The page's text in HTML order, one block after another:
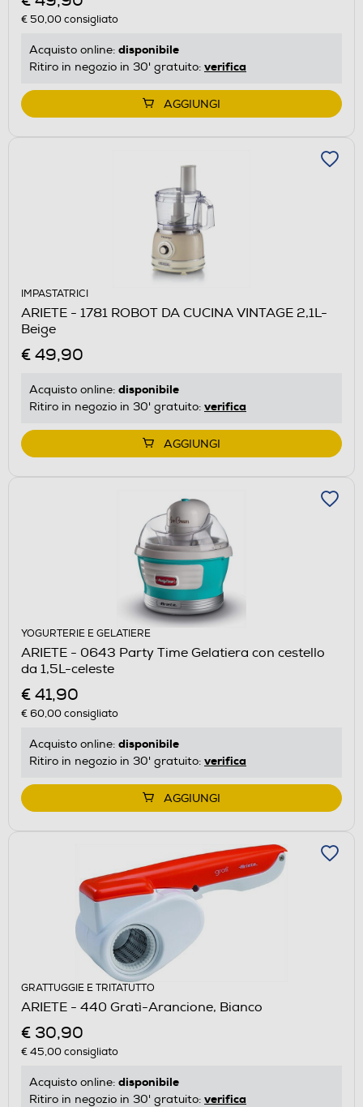
€ 50,00consigliato
Acquisto online: disponibile
Ritiro in negozio in 30' gratuito: verifica
AGGIUNGI
IMPASTATRICI
ARIETE - 1781 ROBOT DA CUCINA VINTAGE 2,1L-
Beige
€ 49,90
Acquisto online: disponibile
Ritiro in negozio in 30' gratuito: verifica
AGGIUNGI
YOGURTERIE E GELATIERE
ARIETE - 0643 Party Time Gelatiera con cestello
da 1,5L-celeste
€ 41,90
€ 60,00consigliato
Acquisto online: disponibile
Ritiro in negozio in 30' gratuito: verifica
AGGIUNGI
GRATTUGGIE E TRITATUTTO
ARIETE - 440 Gratì-Arancione, Bianco
€ 30,90
€ 45,00consigliato
Acquisto online: disponibile
Ritiro in negozio in 30' gratuito: verifica